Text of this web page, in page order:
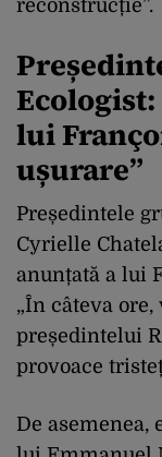
reconstrucție”.
lui
ușurare”
Președintele
Cyrielle
anunțată a lui
„În câteva
președintelui
provoace
De asemenea,